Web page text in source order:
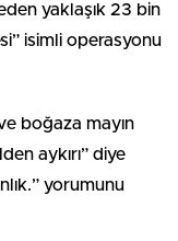
yaklaşık 23 bin
isimli operasyonu
ve boğaza mayın
aykırı” diye
yorumunu